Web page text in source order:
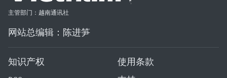
主管部门：越南通讯社
网站总编辑：陈进笋
知识产权
使用条款